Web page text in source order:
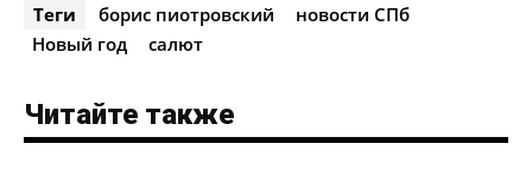
Теги борис пиотровский
новости СПб
Новый год
салют
Читайте также